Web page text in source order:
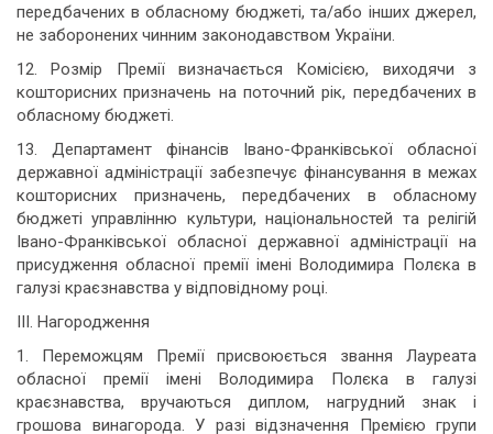
передбачених в обласному бюджеті, та/або інших джерел,
не заборонених чинним законодавством України.
12. Розмір Премії визначається Комісією, виходячи з
кошторисних призначень на поточний рік, передбачених в
обласному бюджеті.
13. Департамент фінансів Івано-Франківської обласної
державної адміністрації забезпечує фінансування в межах
кошторисних призначень, передбачених в обласному
бюджеті управлінню культури, національностей та релігій
Івано-Франківської обласної державної адміністрації на
присудження обласної премії імені Володимира Полєка в
галузі краєзнавства у відповідному році.
ІІІ. Нагородження
1. Переможцям Премії присвоюється звання Лауреата
обласної премії імені Володимира Полєка в галузі
краєзнавства, вручаються диплом, нагрудний знак і
грошова винагорода. У разі відзначення Премією групи